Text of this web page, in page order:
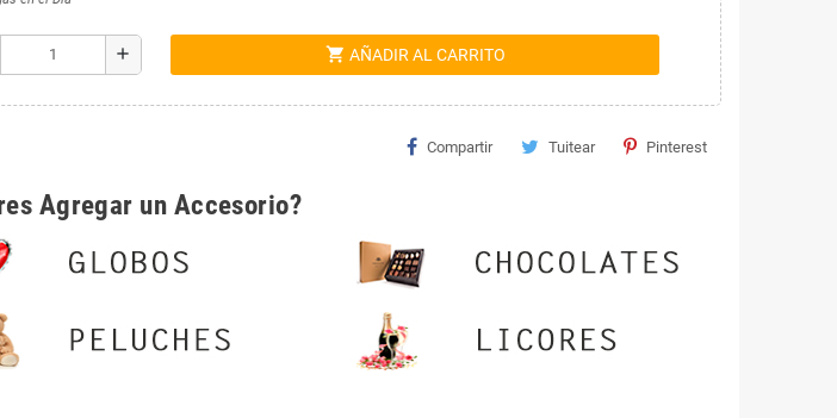
add shopping_cart AÑADIR AL CARRITO
Compartir Tuitear Pinterest
Agregar un Accesorio?